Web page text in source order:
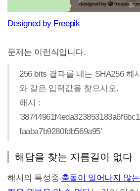
Designed by Freepik
문제는 이런식입니다.
256 bits 결과를 내는 SHA256 해
와 같은 입력값을 찾으시오.
해시 :
faaba7b9280fdb569a95'
해답을 찾는 지름길이 없다
해시의 특성중 충돌이 일어나지 않